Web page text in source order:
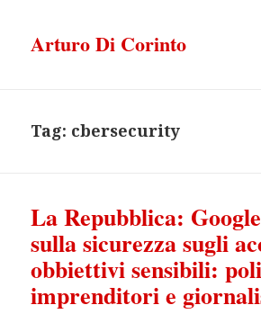
Arturo Di Corinto
Tag: cbersecurity
La Repubblica:
sulla sicurezza sugli
obbiettivi sensibili:
imprenditori e